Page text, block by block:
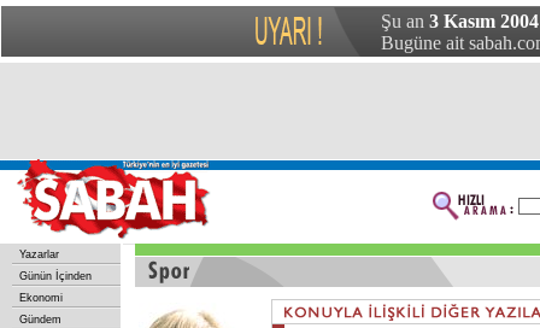
Şu an 3 Kasım
Bugüne ait
Yazarlar
Günün İçinden
Ekonomi
Gündem